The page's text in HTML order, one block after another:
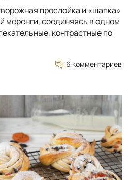
прослойка и «шапка»
меренги, соединяясь в одном
контрастные по
6 комментариев